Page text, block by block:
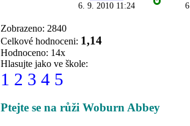
6. 9. 2010 11:24
Zobrazeno: 2840
Celkové hodnoceni: 1,14
Hodnoceno: 14x
Hlasujte jako ve škole:
1 2 3 4 5
Ptejte se na růži Woburn Abbey